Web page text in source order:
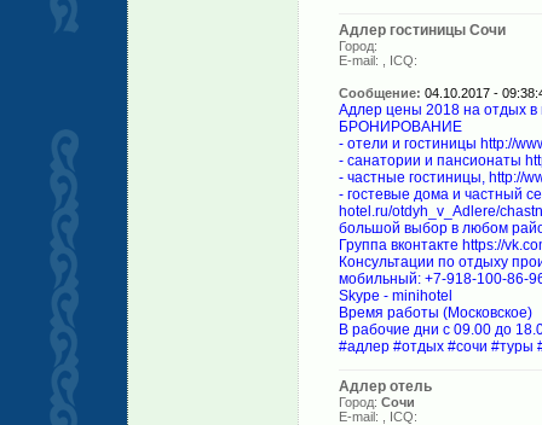
Адлер гостиницы Сочи
Город:
E-mail:
, ICQ:
Сообщение: 04.10.2017 -
Адлер цены 2018 на отдых в
БРОНИРОВАНИЕ
- отели и гостиницы http://
- санатории и пансионаты
- частные гостиницы, http://
- гостевые дома и частный
hotel.ru/otdyh_v_Adlere/
большой выбор в любом
Группа вконтакте https://
Консультации по отдыху
мобильный: +7-918-100-86-
Skype - minihotel
Время работы (Московское)
В рабочие дни с 09.00 до
#адлер #отдых #сочи #туры
Адлер отель
Город: Сочи
E-mail:
, ICQ: